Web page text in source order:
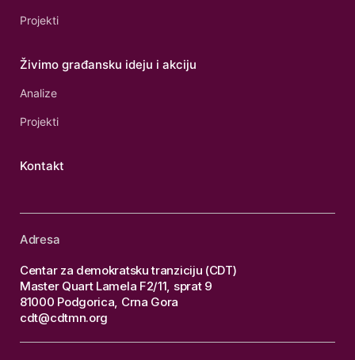
Projekti
Živimo građansku ideju i akciju
Analize
Projekti
Kontakt
Adresa
Centar za demokratsku tranziciju (CDT)
Master Quart Lamela F2/11, sprat 9
81000 Podgorica, Crna Gora
cdt@cdtmn.org